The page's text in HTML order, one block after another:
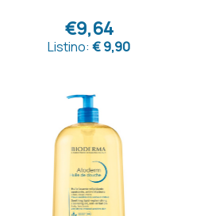
€9,64
Listino: € 9,90